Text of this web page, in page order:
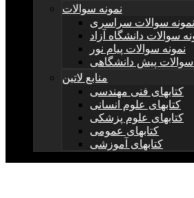
نمونه سوالات
نمونه سوالات سراسری
سوالات دانشگاه آزاد
نمونه سوالات پیام نور
سوالات پیش دانشگاهی
منابع لاتین
کتابهای فنی مهندسی
کتابهای علوم انسانی
کتابهای علوم پزشکی
کتابهای عمومی
کتابهای آموزشی